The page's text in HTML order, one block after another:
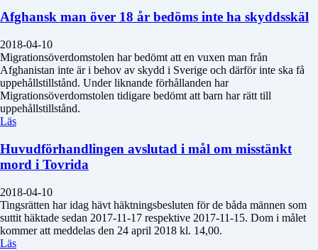
Afghansk man över 18 år bedöms inte ha skyddsskäl
2018-04-10
Migrationsöverdomstolen har bedömt att en vuxen man från
Afghanistan inte är i behov av skydd i Sverige och därför inte ska få
uppehållstillstånd. Under liknande förhållanden har
Migrationsöverdomstolen tidigare bedömt att barn har rätt till
uppehållstillstånd.
Läs
Huvudförhandlingen avslutad i mål om misstänkt
mord i Tovrida
2018-04-10
Tingsrätten har idag hävt häktningsbesluten för de båda männen som
suttit häktade sedan 2017-11-17 respektive 2017-11-15. Dom i målet
kommer att meddelas den 24 april 2018 kl. 14,00.
Läs